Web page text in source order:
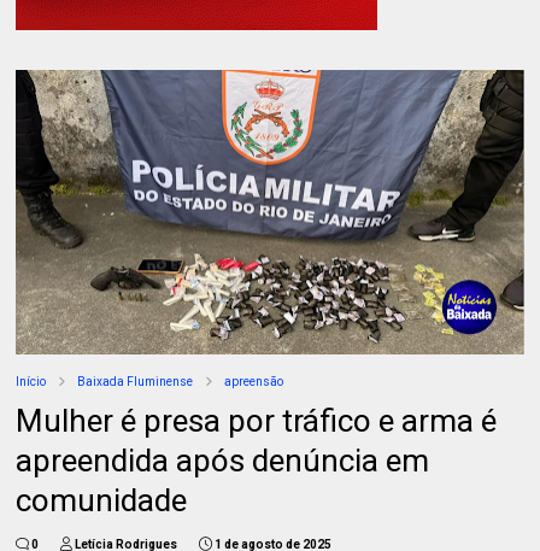
Início Baixada Fluminense apreensão
Mulher é presa por tráfico e arma é
apreendida após denúncia em
comunidade
0 Letícia Rodrigues 1 de agosto de 2025